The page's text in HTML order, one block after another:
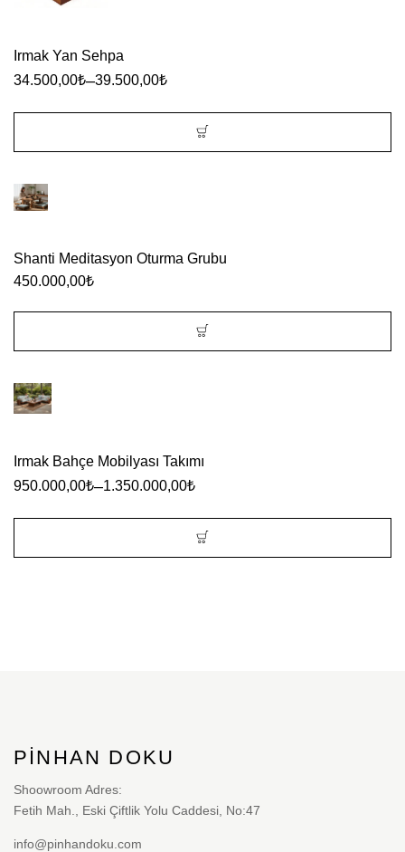
Irmak Yan Sehpa
34.500,00₺–39.500,00₺
ürünün
varyasyonu
ürün
sayfasından
seçilebilir
Shanti Meditasyon Oturma Grubu
450.000,00₺
Irmak Bahçe Mobilyası Takımı
950.000,00₺–1.350.000,00₺
ürün
sayfasından
seçilebilir
PINHAN DOKU
Shoowroom Adres:
Fetih Mah., Eski Çiftlik Yolu Caddesi, No:47
info@pinhandoku.com